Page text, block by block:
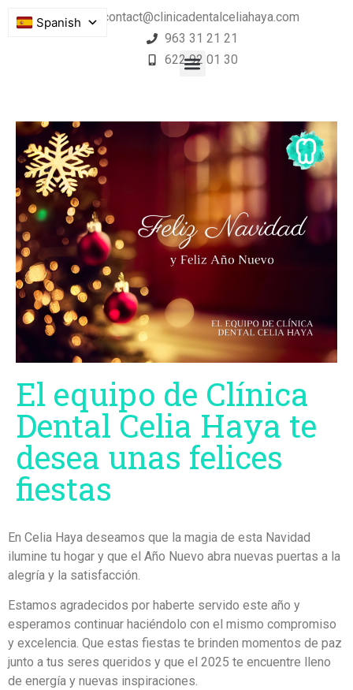
contact@clinicadentalceliahaya.com
963 31 21 21
622 92 01 30
El equipo de Clínica
Dental Celia Haya te
desea unas felices
fiestas
En Celia Haya deseamos que la magia de esta Navidad
ilumine tu hogar y que el Año Nuevo abra nuevas puertas a la
alegría y la satisfacción.
Estamos agradecidos por haberte servido este año y
esperamos continuar haciéndolo con el mismo compromiso
y excelencia. Que estas fiestas te brinden momentos de paz
junto a tus seres queridos y que el 2025 te encuentre lleno
de energía y nuevas inspiraciones.
Spanish